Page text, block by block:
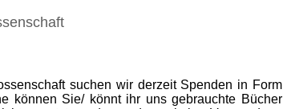
suchen wir derzeit Spenden in Form
können Sie/ könnt ihr uns gebrauchte Bücher